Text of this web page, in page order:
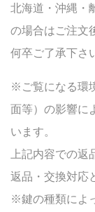
北海道・沖縄・
の場合はご注文
何卒ご了承下さ
※ご覧になる環
面等）の影響に
います。
上記内容での返
返品・交換対応
※鍵の種類によ